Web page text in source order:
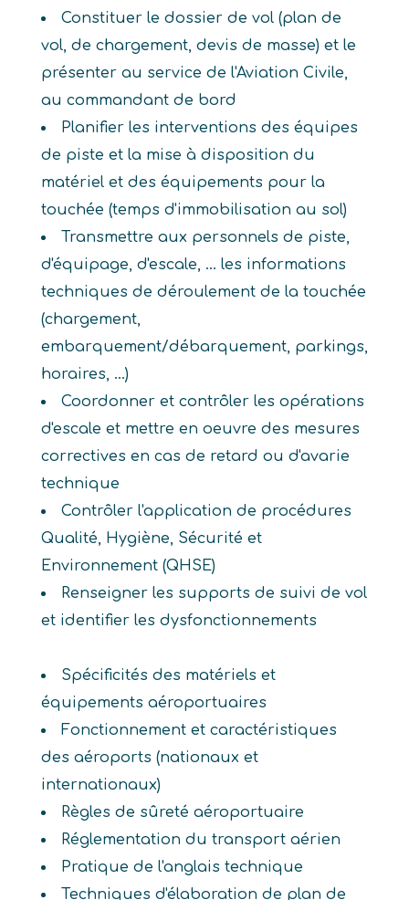
Constituer le dossier de vol (plan de
vol, de chargement, devis de masse) et le
présenter au service de l'Aviation Civile,
au commandant de bord
Planifier les interventions des équipes
de piste et la mise à disposition du
matériel et des équipements pour la
touchée (temps d'immobilisation au sol)
Transmettre aux personnels de piste,
d'équipage, d'escale, ... les informations
techniques de déroulement de la touchée
(chargement,
embarquement/débarquement, parkings,
horaires, ...)
Coordonner et contrôler les opérations
d'escale et mettre en oeuvre des mesures
correctives en cas de retard ou d'avarie
technique
Contrôler l'application de procédures
Qualité, Hygiène, Sécurité et
Environnement (QHSE)
Renseigner les supports de suivi de vol
et identifier les dysfonctionnements
Spécificités des matériels et
équipements aéroportuaires
Fonctionnement et caractéristiques
des aéroports (nationaux et
internationaux)
Règles de sûreté aéroportuaire
Réglementation du transport aérien
Pratique de l'anglais technique
Techniques d'élaboration de plan de